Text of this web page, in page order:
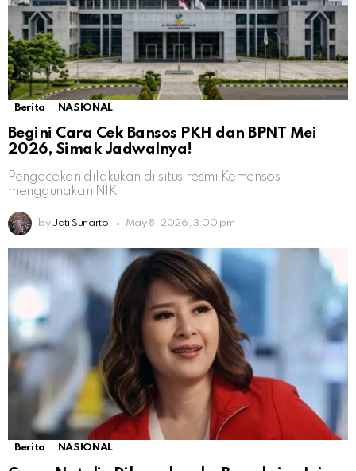
Berita NASIONAL
Begini Cara Cek Bansos PKH dan BPNT Mei
2026, Simak Jadwalnya!
Pengecekan dilakukan di situs resmi Kemensos
menggunakan NIK
by Jati Sunarto May 8, 2026, 3:00 pm
Berita NASIONAL